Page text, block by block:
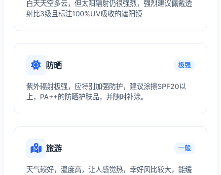
白天天空多云，但太阳辐射仍很强烈，强烈建议佩戴透
射比3级且标注100%UV吸收的遮阳镜
防晒 极强
紫外辐射极强，应特别加强防护，建议涂擦SPF20以
上，PA++的防晒护肤品，并随时补涂。
旅游 一般
天气较好，温度高，让人感觉热，幸好风比较大，能缓